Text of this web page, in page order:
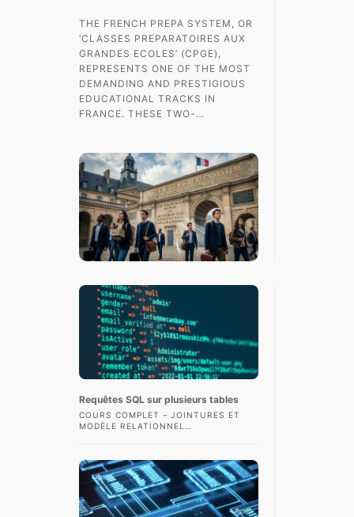
THE FRENCH PREPA SYSTEM, OR
‘CLASSES PREPARATOIRES AUX
GRANDES ECOLES’ (CPGE),
REPRESENTS ONE OF THE MOST
DEMANDING AND PRESTIGIOUS
EDUCATIONAL TRACKS IN
FRANCE. THESE TWO-…
Requêtes SQL sur plusieurs tables
COURS COMPLET – JOINTURES ET
MODÈLE RELATIONNEL
RELATIONNELLES EST DE
POUVOIR CROISER…